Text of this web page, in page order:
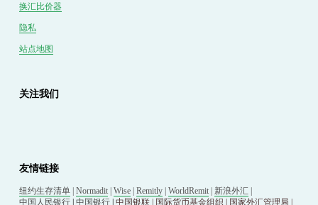
换汇比价器
隐私
站点地图
关注我们
友情链接
纽约生存清单 | Normadit | Wise | Remitly | WorldRemit | 新浪外汇 |
中国人民银行 | 中国银行 | 中国银联 | 国际货币基金组织 | 国家外汇管理局 |